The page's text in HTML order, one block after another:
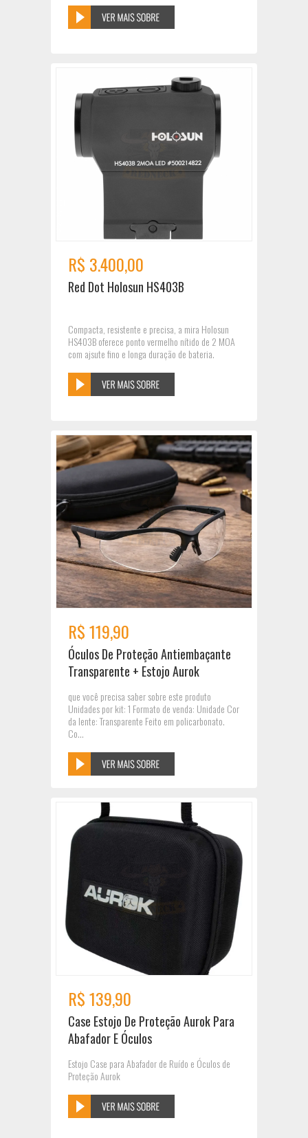
R$ 3.400,00
Red Dot Holosun HS403B
Compacta, resistente e precisa, a mira Holosun
HS403B oferece ponto vermelho nítido de 2 MOA
com ajsute fino e longa duração de bateria.
R$ 119,90
Óculos De Proteção Antiembaçante
Transparente + Estojo Aurok
que você precisa saber sobre este produto
Unidades por kit: 1 Formato de venda: Unidade Cor
da lente: Transparente Feito em policarbonato.
Co...
R$ 139,90
Case Estojo De Proteção Aurok Para
Abafador E Óculos
Estojo Case para Abafador de Ruído e Óculos de
Proteção Aurok